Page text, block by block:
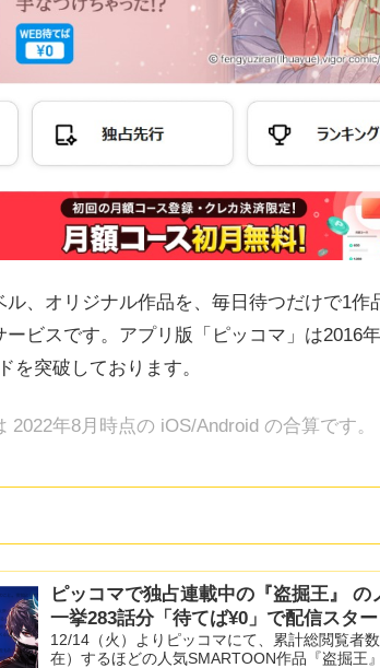
、オリジナル作品を、毎日待つだけで1作
ビスです。アプリ版「ピッコマ」は2016
を突破しております。
年8月時点の iOS/Android の合算です。
ピッコマで独占連載中の『盗掘王』 の
一挙283話分「待てば¥0」で配信スター
12/14（火）よりピッコマにて、累計総閲覧者
在）するほどの人気SMARTOON作品『盗掘王